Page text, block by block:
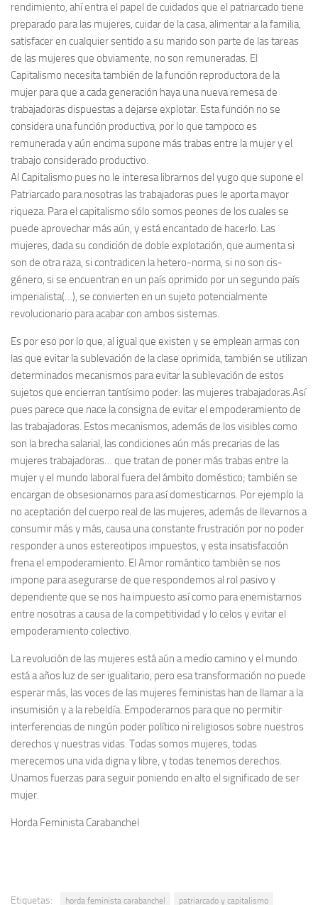
rendimiento, ahí entra el papel de cuidados que el patriarcado tiene
preparado para las mujeres, cuidar de la casa, alimentar a la familia,
satisfacer en cualquier sentido a su marido son parte de las tareas
de las mujeres que obviamente, no son remuneradas. El
Capitalismo necesita también de la función reproductora de la
mujer para que a cada generación haya una nueva remesa de
trabajadoras dispuestas a dejarse explotar. Esta función no se
considera una función productiva, por lo que tampoco es
remunerada y aún encima supone más trabas entre la mujer y el
trabajo considerado productivo.
Al Capitalismo pues no le interesa librarnos del yugo que supone el
Patriarcado para nosotras las trabajadoras pues le aporta mayor
riqueza. Para el capitalismo sólo somos peones de los cuales se
puede aprovechar más aún, y está encantado de hacerlo. Las
mujeres, dada su condición de doble explotación, que aumenta si
son de otra raza, si contradicen la hetero-norma, si no son cis-
género, si se encuentran en un país oprimido por un segundo país
imperialista(…), se convierten en un sujeto potencialmente
revolucionario para acabar con ambos sistemas.
Es por eso por lo que, al igual que existen y se emplean armas con
las que evitar la sublevación de la clase oprimida, también se utilizan
determinados mecanismos para evitar la sublevación de estos
sujetos que encierran tantísimo poder: las mujeres trabajadoras.Así
pues parece que nace la consigna de evitar el empoderamiento de
las trabajadoras. Estos mecanismos, además de los visibles como
son la brecha salarial, las condiciones aún más precarias de las
mujeres trabajadoras… que tratan de poner más trabas entre la
mujer y el mundo laboral fuera del ámbito doméstico; también se
encargan de obsesionarnos para así domesticarnos. Por ejemplo la
no aceptación del cuerpo real de las mujeres, además de llevarnos a
consumir más y más, causa una constante frustración por no poder
responder a unos estereotipos impuestos, y esta insatisfacción
frena el empoderamiento. El Amor romántico también se nos
impone para asegurarse de que respondemos al rol pasivo y
dependiente que se nos ha impuesto así como para enemistarnos
entre nosotras a causa de la competitividad y lo celos y evitar el
empoderamiento colectivo.
La revolución de las mujeres está aún a medio camino y el mundo
está a años luz de ser igualitario, pero esa transformación no puede
esperar más, las voces de las mujeres feministas han de llamar a la
insumisión y a la rebeldía. Empoderarnos para que no permitir
interferencias de ningún poder político ni religiosos sobre nuestros
derechos y nuestras vidas. Todas somos mujeres, todas
merecemos una vida digna y libre, y todas tenemos derechos.
Unamos fuerzas para seguir poniendo en alto el significado de ser
mujer.
Horda Feminista Carabanchel
Etiquetas: horda feminista carabanchel patriarcado y capitalismo